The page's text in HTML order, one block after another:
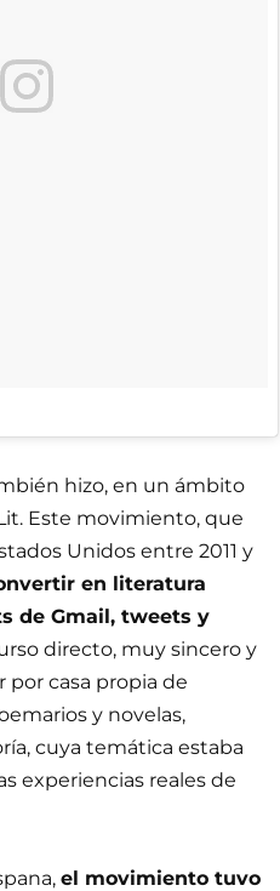
hizo, en un ámbito
Este movimiento, que
Unidos entre 2011 y
en literatura
de Gmail, tweets y
directo, muy sincero y
por casa propia de
y novelas,
cuya temática estaba
experiencias reales de
el movimiento tuvo